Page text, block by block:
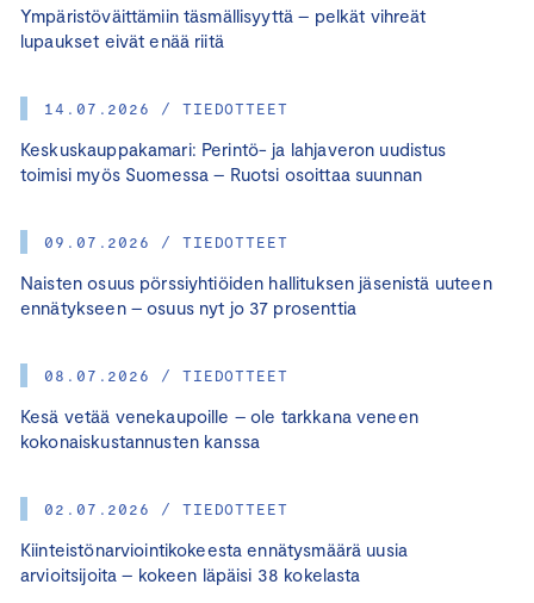
Ympäristöväittämiin täsmällisyyttä – pelkät vihreät
lupaukset eivät enää riitä
14.07.2026 / TIEDOTTEET
Keskuskauppakamari: Perintö- ja lahjaveron uudistus
toimisi myös Suomessa – Ruotsi osoittaa suunnan
09.07.2026 / TIEDOTTEET
Naisten osuus pörssiyhtiöiden hallituksen jäsenistä uuteen
ennätykseen – osuus nyt jo 37 prosenttia
08.07.2026 / TIEDOTTEET
Kesä vetää venekaupoille – ole tarkkana veneen
kokonaiskustannusten kanssa
02.07.2026 / TIEDOTTEET
Kiinteistönarviointikokeesta ennätysmäärä uusia
arvioitsijoita – kokeen läpäisi 38 kokelasta